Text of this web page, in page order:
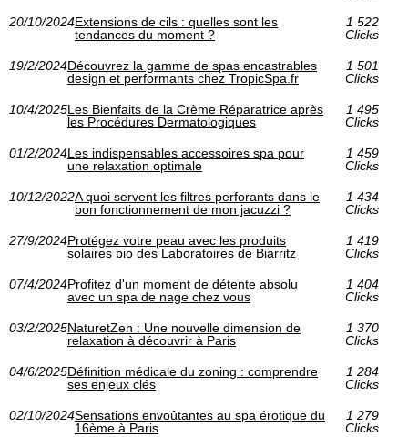
20/10/2024Extensions de cils : quelles sont les
tendances du moment ?
1 522
Clicks
19/2/2024Découvrez la gamme de spas encastrables
design et performants chez TropicSpa.fr
1 501
Clicks
10/4/2025Les Bienfaits de la Crème Réparatrice après
les Procédures Dermatologiques
1 495
Clicks
01/2/2024Les indispensables accessoires spa pour
une relaxation optimale
1 459
Clicks
10/12/2022A quoi servent les filtres perforants dans le
bon fonctionnement de mon jacuzzi ?
1 434
Clicks
27/9/2024Protégez votre peau avec les produits
solaires bio des Laboratoires de Biarritz
1 419
Clicks
07/4/2024Profitez d'un moment de détente absolu
avec un spa de nage chez vous
1 404
Clicks
03/2/2025NaturetZen : Une nouvelle dimension de
relaxation à découvrir à Paris
1 370
Clicks
04/6/2025Définition médicale du zoning : comprendre
ses enjeux clés
1 284
Clicks
02/10/2024Sensations envoûtantes au spa érotique du
16ème à Paris
1 279
Clicks